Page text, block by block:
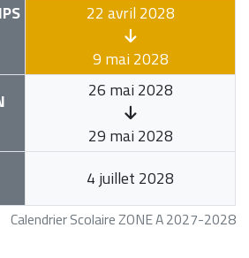
Calendrier Scolaire ZONE A 2027-2028
22 avril 2028
9 mai 2028
26 mai 2028
29 mai 2028
4 juillet 2028